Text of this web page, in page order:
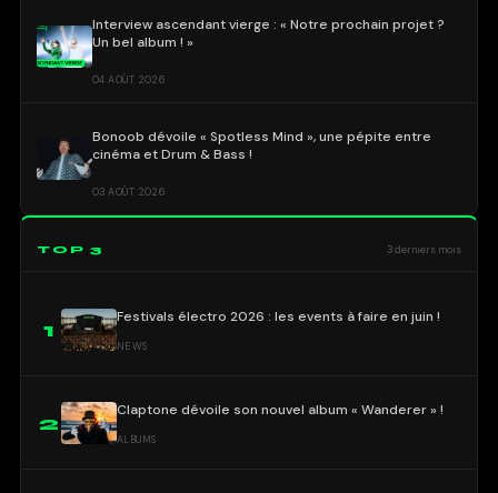
Interview ascendant vierge : « Notre prochain projet ?
Un bel album ! »
04 AOÛT 2026
Bonoob dévoile « Spotless Mind », une pépite entre
cinéma et Drum & Bass !
03 AOÛT 2026
TOP 3 3 derniers mois
1
Festivals électro 2026 : les events à faire en juin !
NEWS
2
Claptone dévoile son nouvel album « Wanderer » !
ALBUMS